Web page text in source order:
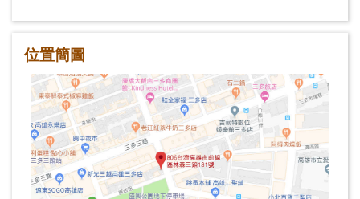
位置簡圖